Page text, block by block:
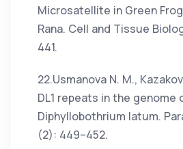
Microsatellite in Green
Rana. Cell and Tissue
441.
22.Usmanova N. M.,
DL1 repeats in the genome
Diphyllobothrium latum.
(2): 449–452.